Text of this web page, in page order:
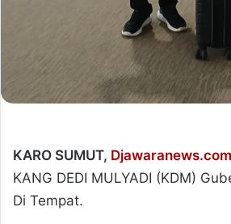
KARO SUMUT, Djawaranews.com
KANG DEDI MULYADI (KDM)
Di Tempat.